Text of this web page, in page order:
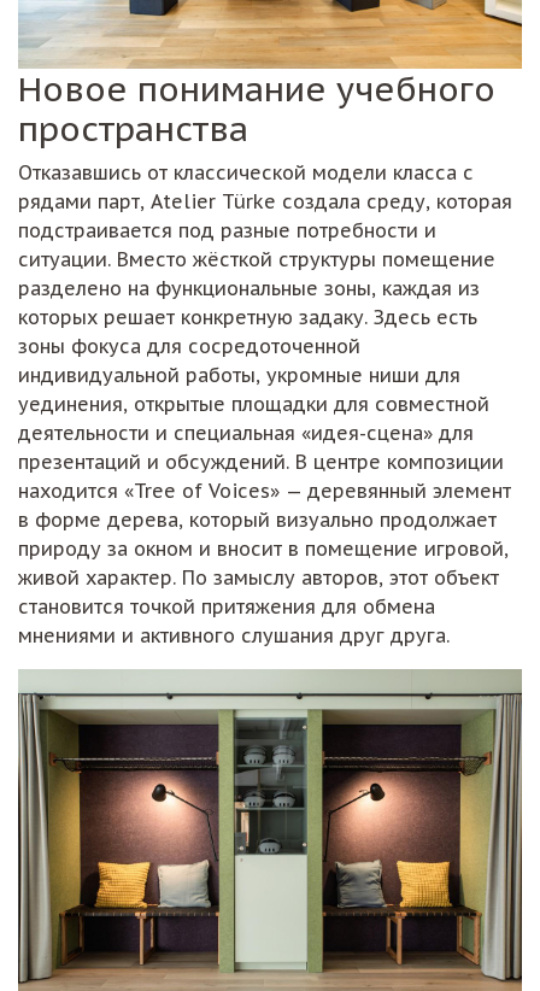
Новое понимание учебного
пространства
Отказавшись от классической модели класса с
рядами парт, Atelier Türke создала среду, которая
подстраивается под разные потребности и
ситуации. Вместо жёсткой структуры помещение
разделено на функциональные зоны, каждая из
которых решает конкретную задаку. Здесь есть
зоны фокуса для сосредоточенной
индивидуальной работы, укромные ниши для
уединения, открытые площадки для совместной
деятельности и специальная «идея-сцена» для
презентаций и обсуждений. В центре композиции
находится «Tree of Voices» — деревянный элемент
в форме дерева, который визуально продолжает
природу за окном и вносит в помещение игровой,
живой характер. По замыслу авторов, этот объект
становится точкой притяжения для обмена
мнениями и активного слушания друг друга.